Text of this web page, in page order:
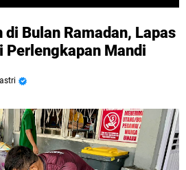
di Bulan Ramadan, Lapas
Perlengkapan Mandi